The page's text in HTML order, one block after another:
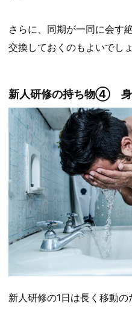
さらに、同期が一同に会す
交換しておくのもよいでしょ
新人研修の持ち物④ 身
新人研修の1日は長く移動